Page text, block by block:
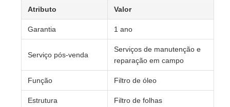
Atributo Valor
Garantia 1 ano
Serviço pós-venda
Serviços de manutenção e
reparação em campo
Função Filtro de óleo
Estrutura Filtro de folhas